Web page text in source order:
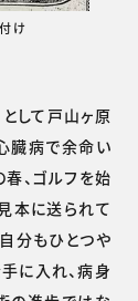
け
して戸山ヶ原
臓病で余命い
、ゴルフを始
本に送られて
分もひとつや
に入れ、病身